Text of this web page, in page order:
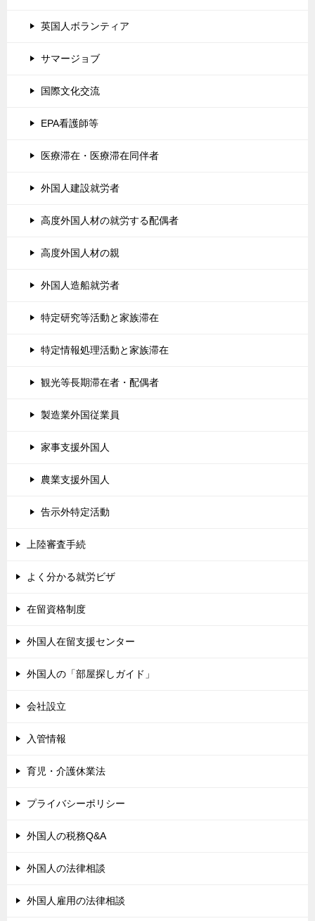
英国人ボランティア
サマージョブ
国際文化交流
EPA看護師等
医療滞在・医療滞在同伴者
外国人建設就労者
高度外国人材の就労する配偶者
高度外国人材の親
外国人造船就労者
特定研究等活動と家族滞在
特定情報処理活動と家族滞在
観光等長期滞在者・配偶者
製造業外国従業員
家事支援外国人
農業支援外国人
告示外特定活動
上陸審査手続
よく分かる就労ビザ
在留資格制度
外国人在留支援センター
外国人の「部屋探しガイド」
会社設立
入管情報
育児・介護休業法
プライバシーポリシー
外国人の税務Q&A
外国人の法律相談
外国人雇用の法律相談